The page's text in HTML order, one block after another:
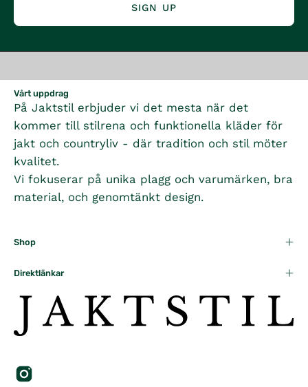
SIGN UP
Vårt uppdrag
På Jaktstil erbjuder vi det mesta när det
kommer till stilrena och funktionella kläder för
jakt och countryliv - där tradition och stil möter
kvalitet.
Vi fokuserar på unika plagg och varumärken, bra
material, och genomtänkt design.
Shop
Direktlänkar